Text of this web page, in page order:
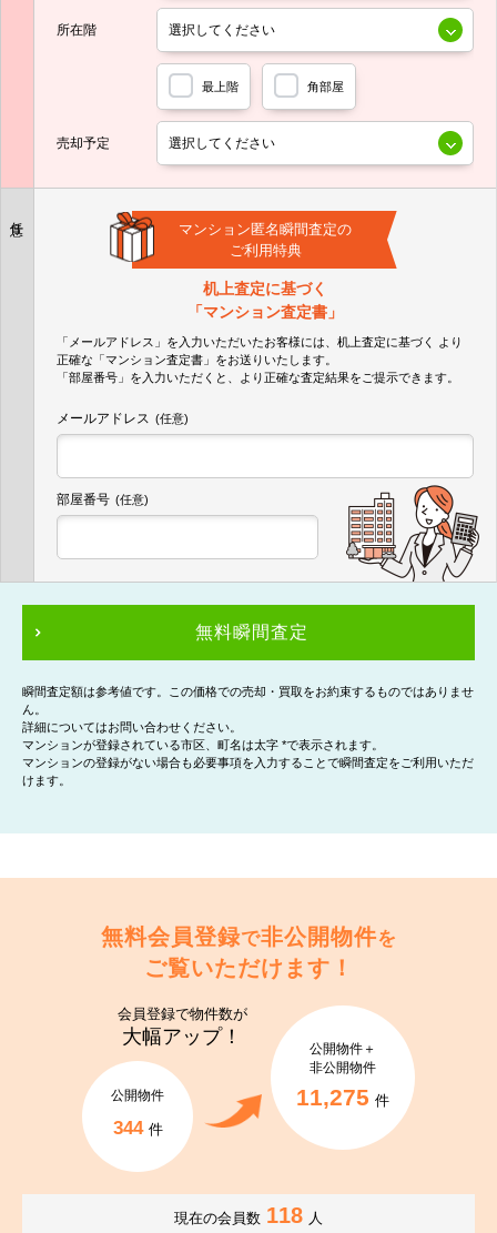
所在階
最上階 角部屋
売却予定
マンション匿名瞬間査定の
ご利用特典
机上査定に基づく
「マンション査定書」
「メールアドレス」を入力いただいたお客様には、机上査定に基づく
より
正確な 「マンション査定書」 をお送りいたします。
「部屋番号」を入力いただくと、より正確な査定結果をご提示できます。
メールアドレス (任意)
部屋番号 (任意)
無料瞬間査定
瞬間査定額は参考値です。この価格での売却・買取をお約束するものではありませ
ん。
詳細についてはお問い合わせください。
マンションが登録されている市区、町名は太字 *で表示されます。
マンションの登録がない場合も必要事項を入力することで瞬間査定をご利用いただ
けます。
無料会員登録で非公開物件を
ご覧いただけます！
会員登録で物件数が
大幅アップ！
公開物件
344 件
公開物件＋
非公開物件
11,275 件
現在の会員数 118 人